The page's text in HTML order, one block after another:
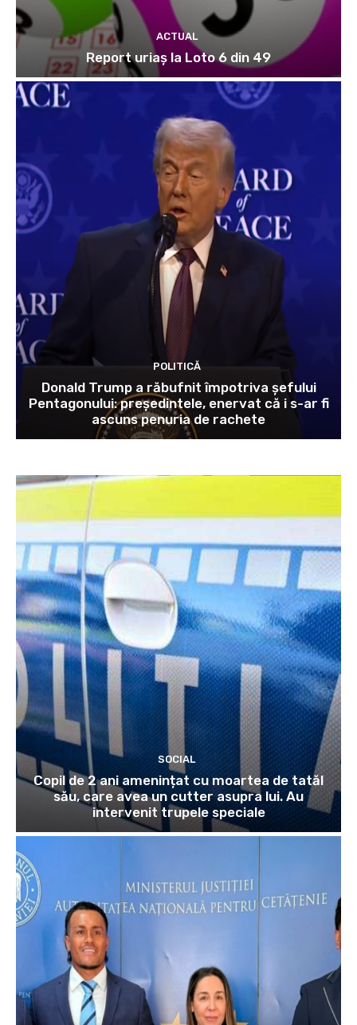
ACTUAL
Report uriaș la Loto 6 din 49
POLITICĂ
Donald Trump a răbufnit împotriva șefului
Pentagonului: președintele, enervat că i s-ar fi
ascuns penuria de rachete
SOCIAL
Copil de 2 ani amenințat cu moartea de tatăl
său, care avea un cutter asupra lui. Au
intervenit trupele speciale